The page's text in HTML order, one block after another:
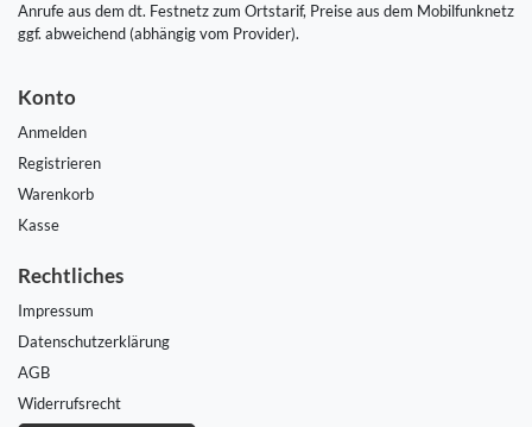
Anrufe aus dem dt. Festnetz zum Ortstarif, Preise aus dem Mobilfunknetz
ggf. abweichend (abhängig vom Provider).
Konto
Anmelden
Registrieren
Warenkorb
Kasse
Rechtliches
Impressum
Daten­schutz­erklärung
AGB
Widerrufs­recht